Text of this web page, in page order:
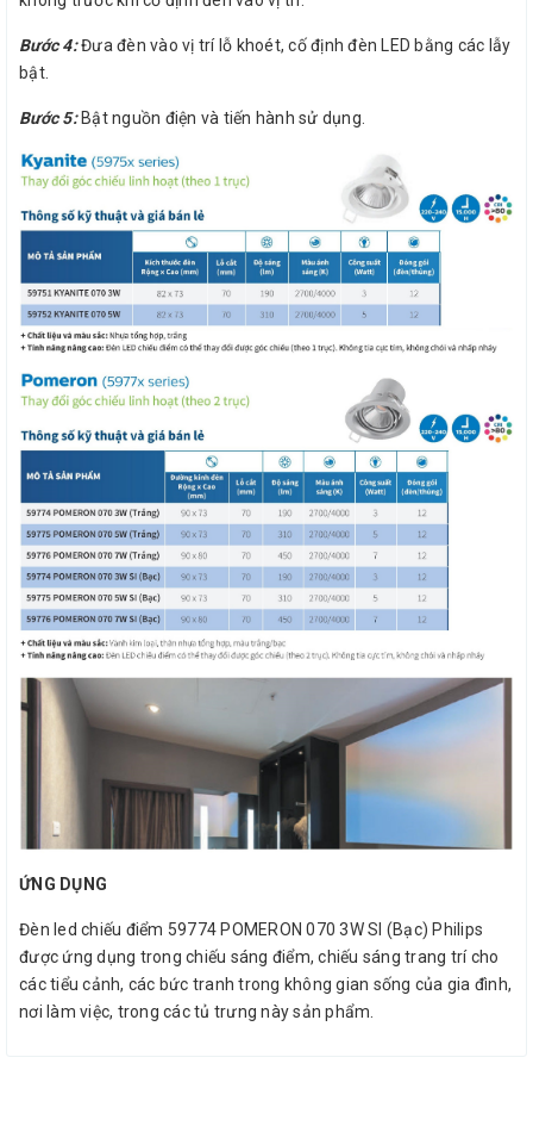
Bước 4:Đưa đèn vào vị trí lỗ khoét, cố định đèn LED bằng các lẫy
bật.
Bước 5:Bật nguồn điện và tiến hành sử dụng.
ỨNG DỤNG
Đèn led chiếu điểm 59774 POMERON 070 3W SI (Bạc) Philips
được ứng dụng trong chiếu sáng điểm, chiếu sáng trang trí cho
các tiểu cảnh, các bức tranh trong không gian sống của gia đình,
nơi làm việc, trong các tủ trưng này sản phẩm.